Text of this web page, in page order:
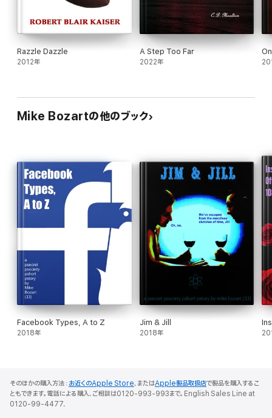
Razzle Dazzle
2012年
A Step Too Far
2022年
Mike Bozartの他のブック
Facebook Types, A to Z
2018年
Jim & Jill
2018年
そのほかの購入方法： お近くのApple Store、またはApple製品取扱店で製品を購入するこ
ともできます。電話による購入、ご相談は0120-993-993まで。English Sales Line at
0120-99-4477.